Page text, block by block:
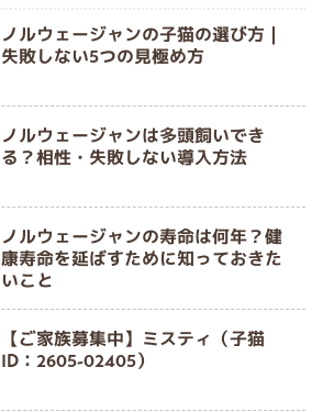
ノルウェージャンの子猫の選び方｜
失敗しない5つの見極め方
ノルウェージャンは多頭飼いでき
る？相性・失敗しない導入方法
ノルウェージャンの寿命は何年？健
康寿命を延ばすために知っておきた
いこと
【ご家族募集中】ミスティ（子猫
ID：2605-02405）